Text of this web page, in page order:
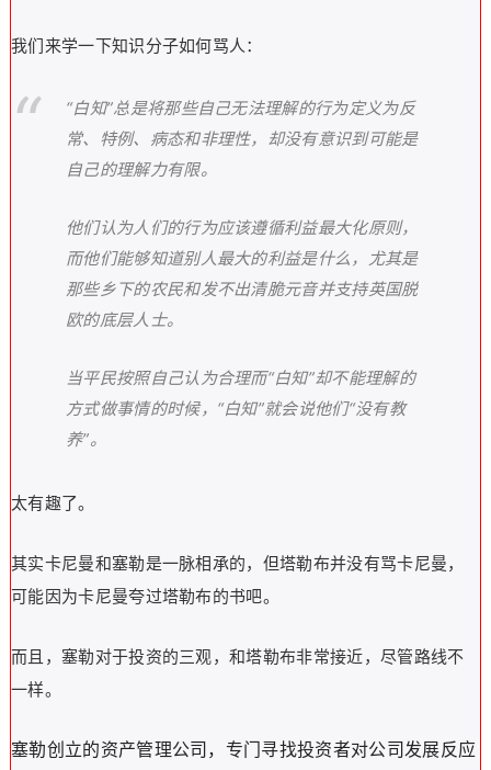
我们来学一下知识分子如何骂人：
“白知”总是将那些自己无法理解的行为定义为反
常、特例、病态和非理性，却没有意识到可能是
自己的理解力有限。
他们认为人们的行为应该遵循利益最大化原则，
而他们能够知道别人最大的利益是什么，尤其是
那些乡下的农民和发不出清脆元音并支持英国脱
欧的底层人士。
当平民按照自己认为合理而“白知”却不能理解的
方式做事情的时候，“白知”就会说他们“没有教
养”。
太有趣了。
其实卡尼曼和塞勒是一脉相承的，但塔勒布并没有骂卡尼曼，
可能因为卡尼曼夸过塔勒布的书吧。
而且，塞勒对于投资的三观，和塔勒布非常接近，尽管路线不
一样。
塞勒创立的资产管理公司，专门寻找投资者对公司发展反应